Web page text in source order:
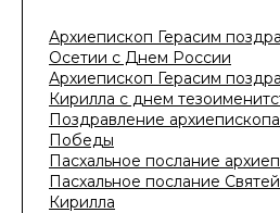
Архиепископ Герасим
Осетии с Днем России
Архиепископ Герасим
Кирилла с днем
Поздравление
Победы
Пасхальное послание
Пасхальное послание
Кирилла